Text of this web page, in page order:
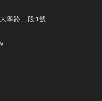
學路二段1號